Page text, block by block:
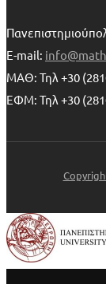
E-mail:
ΜΑΘ: Τηλ +30
ΕΦΜ: Τηλ +30